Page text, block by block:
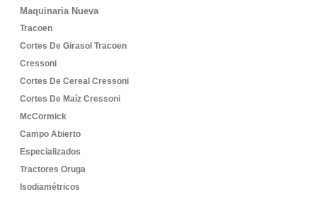
Maquinaria Nueva
Tracoen
Cortes De Girasol Tracoen
Cressoni
Cortes De Cereal Cressoni
Cortes De Maíz Cressoni
McCormick
Campo Abierto
Especializados
Tractores Oruga
Isodiamétricos